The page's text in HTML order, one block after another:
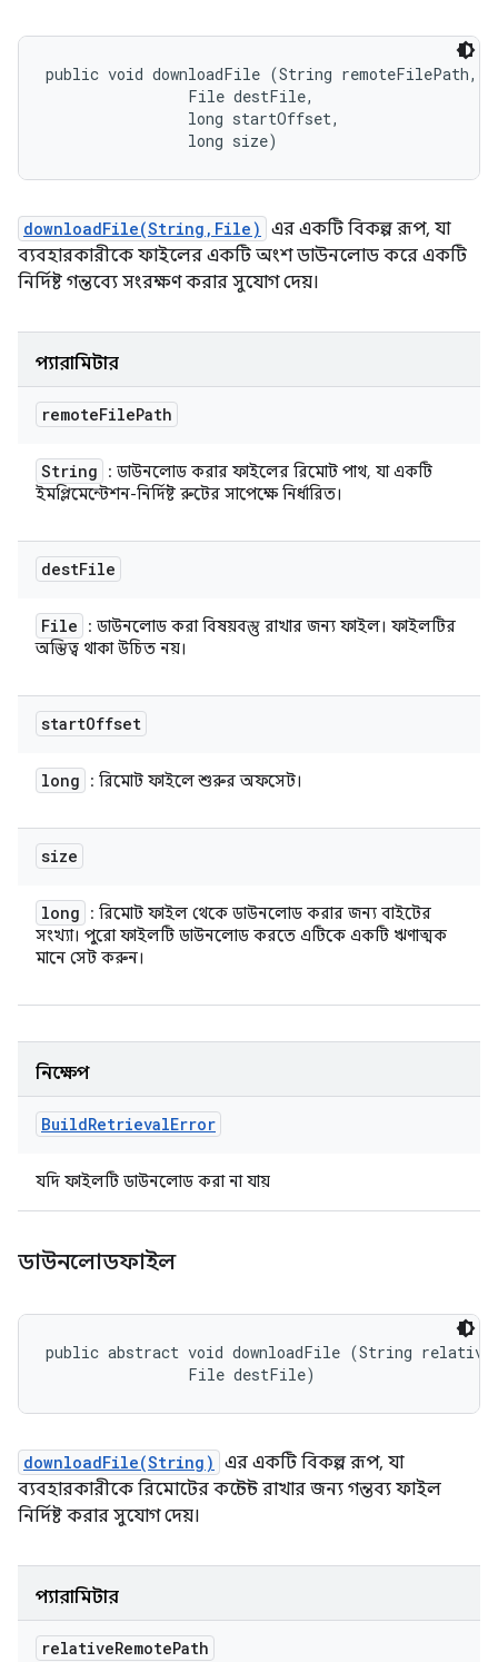
public void downloadFile (String remoteFilePath,
                File destFile,
                long startOffset,
                long size)
downloadFile(String,File) এর একটি বিকল্প রূপ, যা
ব্যবহারকারীকে ফাইলের একটি অংশ ডাউনলোড করে একটি
নির্দিষ্ট গন্তব্যে সংরক্ষণ করার সুযোগ দেয়।
প্যারামিটার
remoteFilePath
String
: ডাউনলোড করার ফাইলের রিমোট পাথ, যা একটি
ইমপ্লিমেন্টেশন-নির্দিষ্ট রুটের সাপেক্ষে নির্ধারিত।
destFile
File
: ডাউনলোড করা বিষয়বস্তু রাখার জন্য ফাইল। ফাইলটির
অস্তিত্ব থাকা উচিত নয়।
startOffset
long : রিমোট ফাইলে শুরুর অফসেট।
size
long
: রিমোট ফাইল থেকে ডাউনলোড করার জন্য বাইটের
সংখ্যা। পুরো ফাইলটি ডাউনলোড করতে এটিকে একটি ঋণাত্মক
মানে সেট করুন।
নিক্ষেপ
BuildRetrievalError
যদি ফাইলটি ডাউনলোড করা না যায়
ডাউনলোডফাইল
public abstract void downloadFile (String
                File destFile)
downloadFile(String) এর একটি বিকল্প রূপ, যা
ব্যবহারকারীকে রিমোটের কন্টেন্ট রাখার জন্য গন্তব্য ফাইল
নির্দিষ্ট করার সুযোগ দেয়।
প্যারামিটার
relativeRemotePath